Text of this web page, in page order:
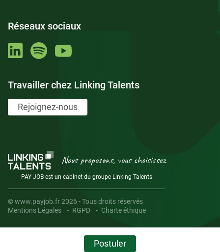
Réseaux sociaux
Travailler chez Linking Talents
Rejoignez-nous
Nous proposons, vous choisissez
PAY JOB est un cabinet du groupe Linking Talents
© www.payjob.fr 2026 - Tous droits réservés
Mentions Légales
RGPD Charte éthique
Postuler